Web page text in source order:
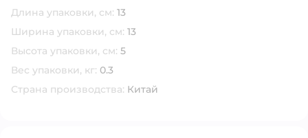
Длина упаковки, см: 13
Ширина упаковки, см: 13
Высота упаковки, см: 5
Вес упаковки, кг: 0.3
Страна производства: Китай